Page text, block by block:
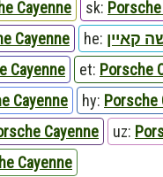
Cayenne sk:
Cayenne he: קאיין
Cayenne et: Porsche
Cayenne hy: Porsche
Cayenne uz:
Cayenne